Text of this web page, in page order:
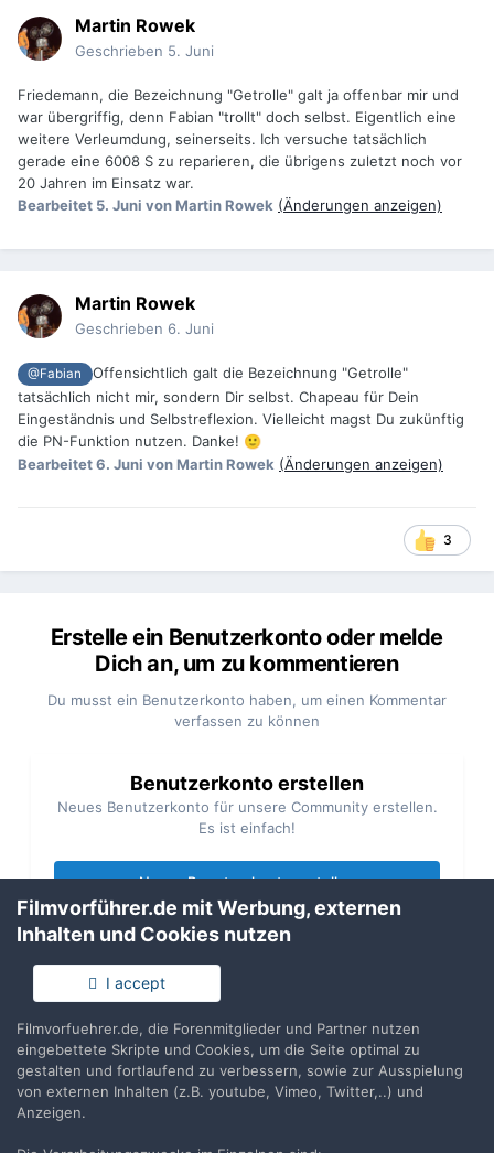
Martin Rowek
Geschrieben 5. Juni
Friedemann, die Bezeichnung "Getrolle" galt ja offenbar mir und
war übergriffig, denn Fabian "trollt" doch selbst. Eigentlich eine
weitere Verleumdung, seinerseits. Ich versuche tatsächlich
gerade eine 6008 S zu reparieren, die übrigens zuletzt noch vor
20 Jahren im Einsatz war.
Bearbeitet 5. Juni von Martin Rowek (Änderungen anzeigen)
Martin Rowek
Geschrieben 6. Juni
@Fabian
Offensichtlich galt die Bezeichnung "Getrolle"
tatsächlich nicht mir, sondern Dir selbst. Chapeau für Dein
Eingeständnis und Selbstreflexion. Vielleicht magst Du zukünftig
die PN-Funktion nutzen. Danke! 🙂
Bearbeitet6. Juni von Martin Rowek (Änderungen anzeigen)
3
Erstelle ein Benutzerkonto oder melde
Dich an, um zu kommentieren
Du musst ein Benutzerkonto haben, um einen Kommentar
verfassen zu können
Benutzerkonto erstellen
Neues Benutzerkonto für unsere Community erstellen.
Es ist einfach!
Neues Benutzerkonto erstellen
Du hast bereits ein Benutzerkonto? Melde Dich hier an.
Jetzt anmelden
Filmvorführer.de mit Werbung, externen
Inhalten und Cookies nutzen
I accept
Filmvorfuehrer.de, die Forenmitglieder und Partner nutzen
eingebettete Skripte und Cookies, um die Seite optimal zu
gestalten und fortlaufend zu verbessern, sowie zur Ausspielung
von externen Inhalten (z.B. youtube, Vimeo, Twitter,..) und
Anzeigen.